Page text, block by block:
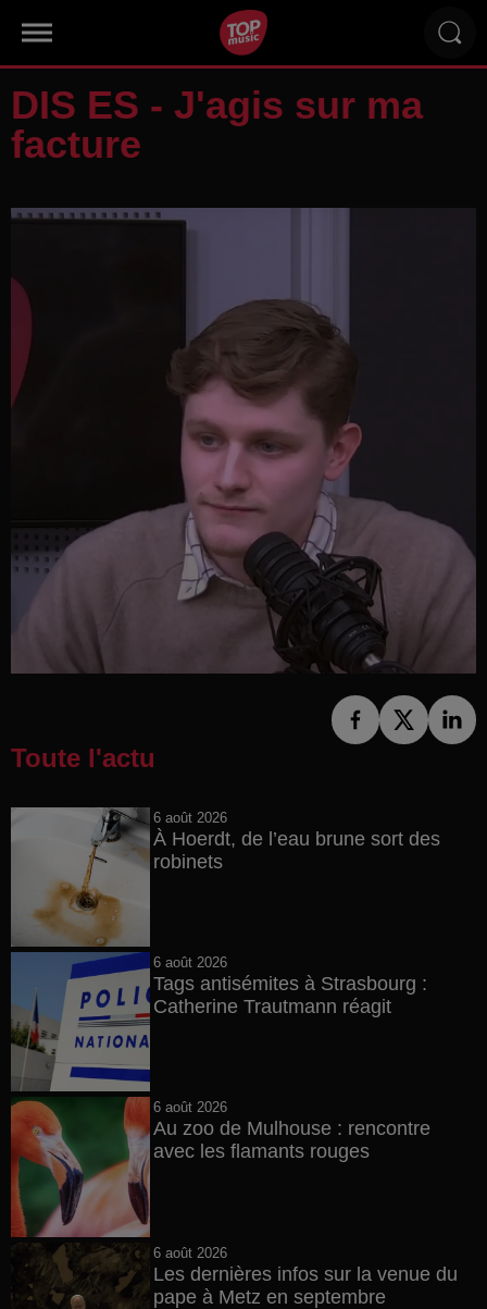
DIS ES - J'agis sur ma
facture
Toute l'actu
6 août 2026
À Hoerdt, de l’eau brune sort des
robinets
6 août 2026
Tags antisémites à Strasbourg :
Catherine Trautmann réagit
6 août 2026
Au zoo de Mulhouse : rencontre
avec les flamants rouges
6 août 2026
Les dernières infos sur la venue du
pape à Metz en septembre